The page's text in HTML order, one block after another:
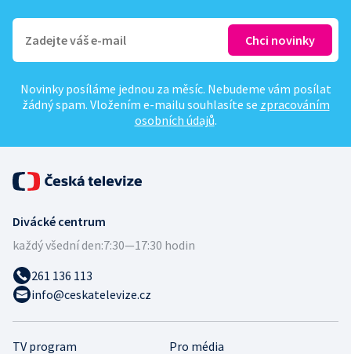
Novinky posíláme jednou za měsíc. Nebudeme vám posílat
žádný spam. Vložením e-mailu souhlasíte se zpracováním
osobních údajů.